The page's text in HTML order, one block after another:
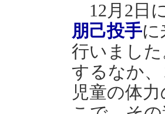
12月2日
朋己投手
行いまし
するなか
児童の体